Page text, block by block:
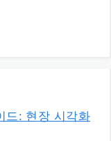
드: 현장 시각화